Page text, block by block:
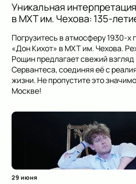
Уникальная
в МХТ им. Чехова: 135-
Погрузитесь в атмосферу 1930-х
«Дон Кихот» в МХТ им. Чехова.
Рощин предлагает свежий взгляд
Сервантеса, соединяя её с
жизни. Не пропустите это
Москве!
29 июня